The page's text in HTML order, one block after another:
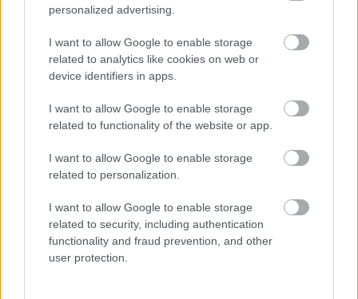
personalized advertising.
I want to allow Google to enable storage
related to analytics like cookies on web or
device identifiers in apps.
I want to allow Google to enable storage
related to functionality of the website or app.
I want to allow Google to enable storage
related to personalization.
I want to allow Google to enable storage
related to security, including authentication
functionality and fraud prevention, and other
user protection.
ENERGIATAKARÉKOSSÁG: KORÁBBAN KEZDŐDIK
A GYŐRI AUDI ETO KC PÉNTEKI FELKÉSZÜLÉSI
MÉRKŐZÉSE
Az energiaellátás tehermentesítése érdekében másfél órával
előrébb hozták a Brest Bretagne Handball elleni találkozó